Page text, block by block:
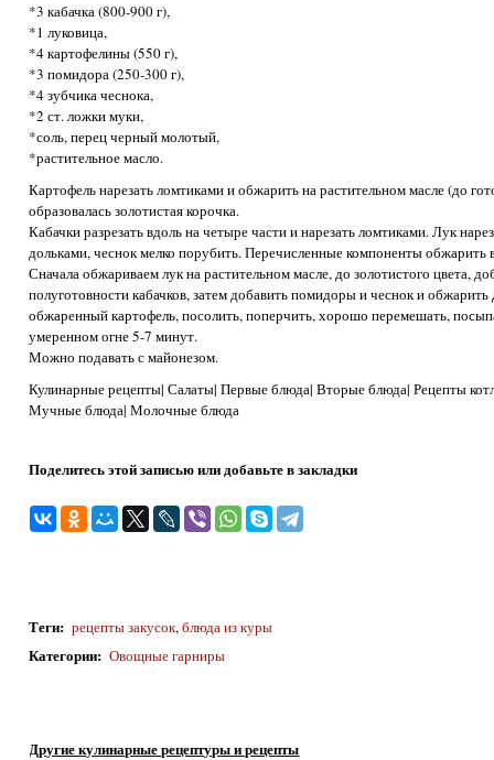
*3 кабачка (800-900 г),
*1 луковица,
*4 картофелины (550 г),
*3 помидора (250-300 г),
*4 зубчика чеснока,
*2 ст. ложки муки,
*соль, перец черный молотый,
*растительное масло.
Картофель нарезать ломтиками и обжарить на растительном масле (до
образовалась золотистая корочка.
Кабачки разрезать вдоль на четыре части и нарезать ломтиками. Лук
дольками, чеснок мелко порубить. Перечисленные компоненты обжарить
Сначала обжариваем лук на растительном масле, до золотистого цвета,
полуготовности кабачков, затем добавить помидоры и чеснок и
обжаренный картофель, посолить, поперчить, хорошо перемешать,
умеренном огне 5-7 минут.
Можно подавать с майонезом.
Кулинарные рецепты| Салаты| Первые блюда| Вторые блюда| Рецепты
Мучные блюда| Молочные блюда
Поделитесь этой записью или добавьте в закладки
Теги: рецепты закусок, блюда из куры
Категории: Овощные гарниры
Другие кулинарные рецептуры и рецепты